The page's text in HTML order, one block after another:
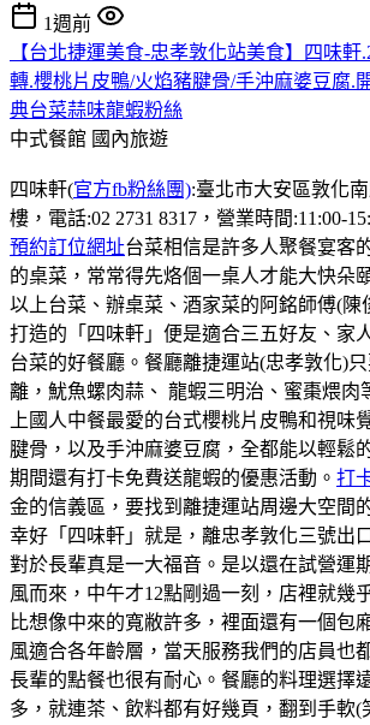
1週前
【台北捷運美食-忠孝敦化站美食】四味軒
轉.櫻桃片皮鴨/火焰豬腱骨/手沖麻婆豆腐.
典台菜蒜味龍蝦粉絲
中式餐館 國內旅遊
四味軒(官方fb粉絲團):臺北市大安區敦化
樓，電話:02 2731 8317，營業時間:11:00-
預約訂位網址台菜相信是許多人聚餐宴客
的桌菜，常常得先烙個一桌人才能大快朵
以上台菜、辦桌菜、酒家菜的阿銘師傅(陳
打造的「四味軒」便是適合三五好友、家
台菜的好餐廳。餐廳離捷運站(忠孝敦化)
離，魷魚螺肉蒜、 龍蝦三明治、蜜棗煨肉
上國人中餐最愛的台式櫻桃片皮鴨和視味
腱骨，以及手沖麻婆豆腐，全都能以輕鬆
期間還有打卡免費送龍蝦的優惠活動。 打
金的信義區，要找到離捷運站周邊大空間
幸好「四味軒」就是，離忠孝敦化三號出
對於長輩真是一大福音。是以還在試營運
風而來，中午才12點剛過一刻，店裡就幾
比想像中來的寬敝許多，裡面還有一個包
風適合各年齡層，當天服務我們的店員也
長輩的點餐也很有耐心。餐廳的料理選擇
多，就連茶、飲料都有好幾頁，翻到手軟(